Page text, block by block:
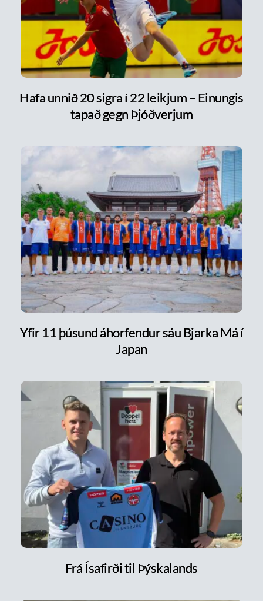
Hafa unnið 20 sigra í 22 leikjum – Einungis
tapað gegn Þjóðverjum
Yfir 11 þúsund áhorfendur sáu Bjarka Má í
Japan
Frá Ísafirði til Þýskalands